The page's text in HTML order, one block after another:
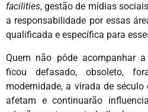
facilities, gestão de mídias
a responsabilidade por essas
qualificada e específica para
Quem não pôde acompanhar
ficou defasado, obsoleto,
modernidade, a virada de
afetam e continuarão